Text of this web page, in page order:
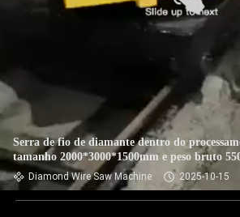
Serra de fio de diamante dentro do
tamanho 2000*3000*1500mm e peso bruto
Diamond Wire Saw Machine 2025-10-15